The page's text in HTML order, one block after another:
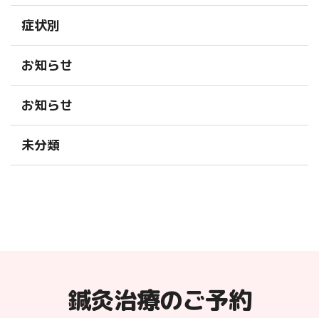
症状別
お知らせ
お知らせ
未分類
鍼灸治療のご予約